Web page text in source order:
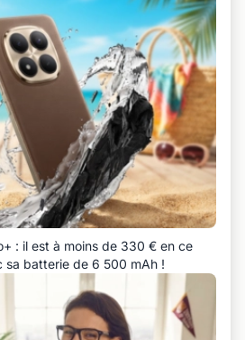
: il est à moins de 330 € en ce
sa batterie de 6 500 mAh !